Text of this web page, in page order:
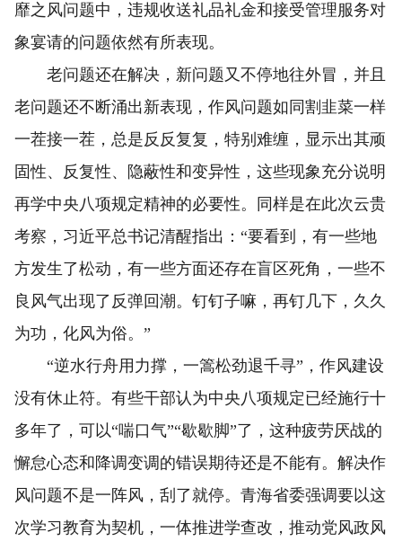
靡之风问题中，违规收送礼品礼金和接受管理服务对
象宴请的问题依然有所表现。
老问题还在解决，新问题又不停地往外冒，并且
老问题还不断涌出新表现，作风问题如同割韭菜一样
一茬接一茬，总是反反复复，特别难缠，显示出其顽
固性、反复性、隐蔽性和变异性，这些现象充分说明
再学中央八项规定精神的必要性。同样是在此次云贵
考察，习近平总书记清醒指出：“要看到，有一些地
方发生了松动，有一些方面还存在盲区死角，一些不
良风气出现了反弹回潮。钉钉子嘛，再钉几下，久久
为功，化风为俗。”
“逆水行舟用力撑，一篙松劲退千寻”，作风建设
没有休止符。有些干部认为中央八项规定已经施行十
多年了，可以“喘口气”“歇歇脚”了，这种疲劳厌战的
懈怠心态和降调变调的错误期待还是不能有。解决作
风问题不是一阵风，刮了就停。青海省委强调要以这
次学习教育为契机，一体推进学查改，推动党风政风